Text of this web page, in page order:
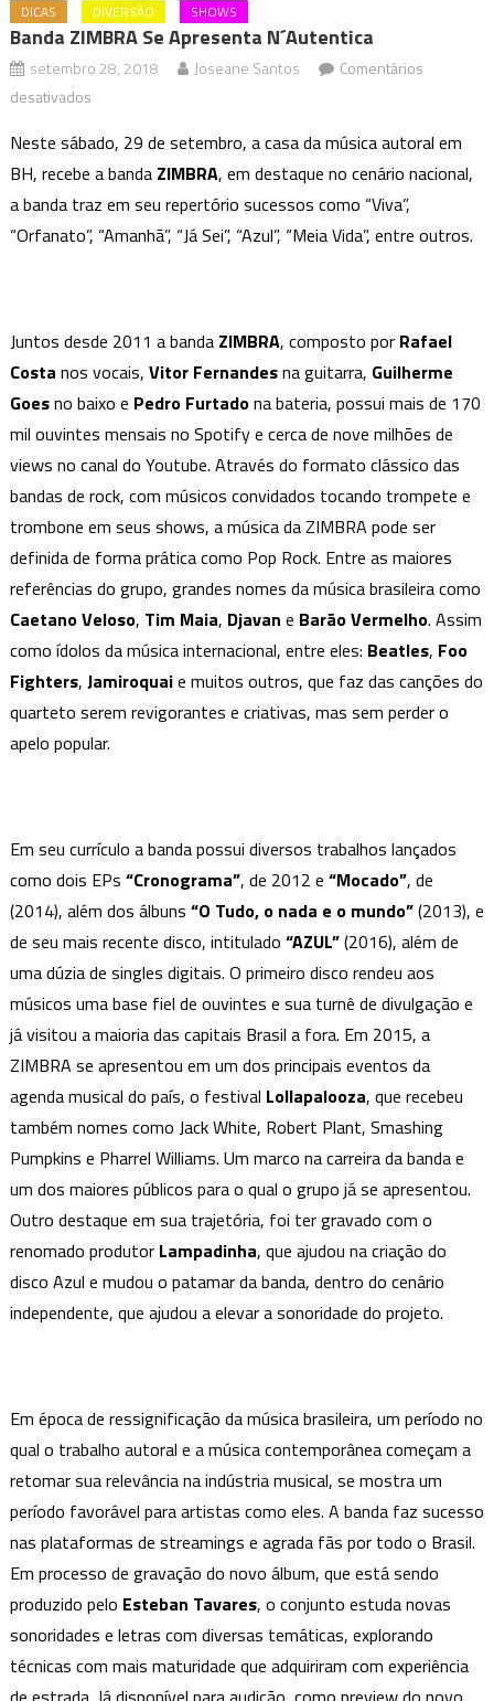
DICAS DIVERSÃO SHOWS
Banda ZIMBRA Se Apresenta N´Autentica
setembro 28, 2018 Joseane Santos
Comentários
desativadosem
ZIMBRA
Se
Apresenta
N
Neste sábado, 29 de setembro, a casa da música autoral em
BH, recebe a banda ZIMBRA, em destaque no cenário nacional,
a banda traz em seu repertório sucessos como “Viva”,
“Orfanato”, “Amanhã”, “Já Sei”, “Azul”, “Meia Vida”, entre outros.
Juntos desde 2011 a banda ZIMBRA, composto por Rafael
Costa nos vocais, Vitor Fernandesna guitarra, Guilherme
Goesno baixo e Pedro Furtadona bateria, possui mais de 170
mil ouvintes mensais no Spotify e cerca de nove milhões de
views no canal do Youtube. Através do formato clássico das
bandas de rock, com músicos convidados tocando trompete e
trombone em seus shows, a música da ZIMBRA pode ser
definida de forma prática como Pop Rock. Entre as maiores
referências do grupo, grandes nomes da música brasileira como
Caetano Veloso, Tim Maia, Djavan e Barão Vermelho. Assim
como ídolos da música internacional, entre eles: Beatles, Foo
Fighters, Jamiroquaie muitos outros, que faz das canções do
quarteto serem revigorantes e criativas, mas sem perder o
apelo popular.
Em seu currículo a banda possui diversos trabalhos lançados
como dois EPs “Cronograma”, de 2012 e “Mocado”, de
(2014), além dos álbuns “O Tudo, o nada e o mundo”(2013), e
de seu mais recente disco, intitulado “AZUL”(2016), além de
uma dúzia de singles digitais. O primeiro disco rendeu aos
músicos uma base fiel de ouvintes e sua turnê de divulgação e
já visitou a maioria das capitais Brasil a fora. Em 2015, a
ZIMBRA se apresentou em um dos principais eventos da
agenda musical do país, o festival Lollapalooza, que recebeu
também nomes como Jack White, Robert Plant, Smashing
Pumpkins e Pharrel Williams. Um marco na carreira da banda e
um dos maiores públicos para o qual o grupo já se apresentou.
Outro destaque em sua trajetória, foi ter gravado com o
renomado produtor Lampadinha, que ajudou na criação do
disco Azul e mudou o patamar da banda, dentro do cenário
independente, que ajudou a elevar a sonoridade do projeto.
Em época de ressignificação da música brasileira, um período no
qual o trabalho autoral e a música contemporânea começam a
retomar sua relevância na indústria musical, se mostra um
período favorável para artistas como eles. A banda faz sucesso
nas plataformas de streamings e agrada fãs por todo o Brasil.
Em processo de gravação do novo álbum, que está sendo
produzido pelo Esteban Tavares, o conjunto estuda novas
sonoridades e letras com diversas temáticas, explorando
técnicas com mais maturidade que adquiriram com experiência